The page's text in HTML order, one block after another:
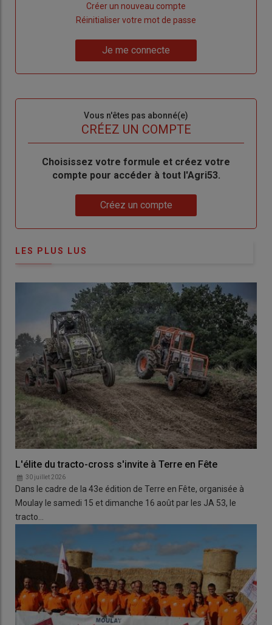
Créer un nouveau compte
de
Réinitialiser votre mot de passe
me
Je me connecte
Vous n'êtes pas abonné(e)
CRÉEZ UN COMPTE
BodyChoisissez votre formule et créez votre
compte pour accéder à tout l'Agri53.
Créez un compte
LES PLUS LUS
L'élite du tracto-cross s'invite à Terre en Fête
30 juillet 2026
Dans le cadre de la 43e édition de Terre en Fête, organisée à
Moulay le samedi 15 et dimanche 16 août par les JA 53, le
tracto…